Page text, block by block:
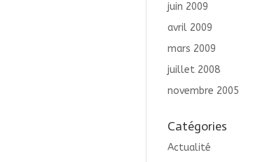
juin 2009
avril 2009
mars 2009
juillet 2008
novembre 2005
Catégories
Actualité